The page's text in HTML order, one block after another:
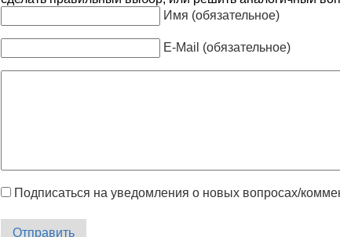
Имя (обязательное)
E-Mail (обязательное)
Подписаться на уведомления о новых вопросах/
Отправить